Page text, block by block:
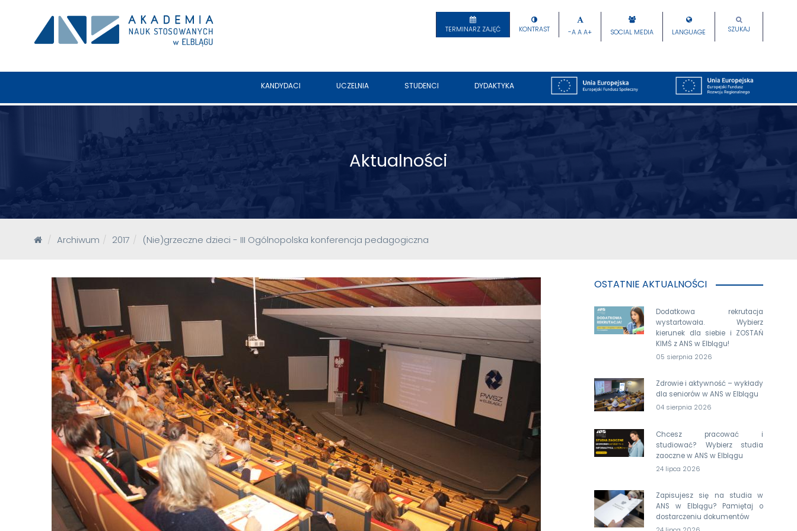
TERMINARZ ZAJĘĆ KONTRAST -A A A+ SOCIAL MEDIA LANGUAGE SZUKAJ
KANDYDACI UCZELNIA STUDENCI DYDAKTYKA
Aktualności
Archiwum 2017 (Nie)grzeczne dzieci - III Ogólnopolska konferencja pedagogiczna
OSTATNIE AKTUALNOŚCI
Dodatkowa rekrutacja
wystartowała. Wybierz
kierunek dla siebie i ZOSTAŃ
KIMŚ z ANS w Elblągu!
05 sierpnia 2026
Zdrowie i aktywność – wykłady
dla seniorów w ANS w Elblągu
04 sierpnia 2026
Chcesz pracować i
studiować? Wybierz studia
zaoczne w ANS w Elblągu
24 lipca 2026
Zapisujesz się na studia w
ANS w Elblągu? Pamiętaj o
dostarczeniu dokumentów